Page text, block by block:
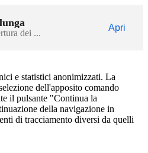
dei ...
Apri
e statistici anonimizzati. La
dell'apposito comando
il pulsante "Continua la
della navigazione in
di tracciamento diversi da quelli